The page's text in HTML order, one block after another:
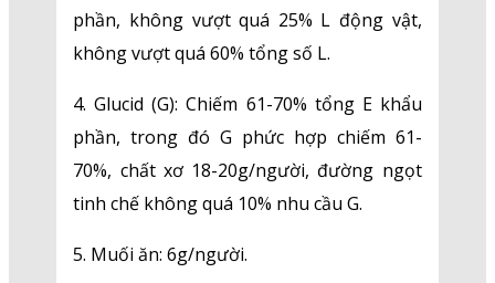
phần, không vượt quá 25% L động vật,
không vượt quá 60% tổng số L.
4. Glucid (G): Chiếm 61-70% tổng E khẩu
phần, trong đó G phức hợp chiếm 61-
70%, chất xơ 18-20g/người, đường ngọt
tinh chế không quá 10% nhu cầu G.
5. Muối ăn: 6g/người.